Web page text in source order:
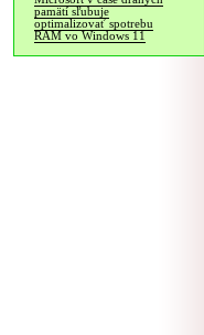
pamätí sľubuje
optimalizovať spotrebu
RAM vo Windows 11